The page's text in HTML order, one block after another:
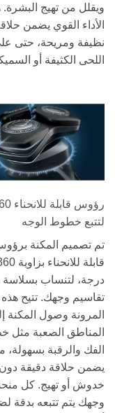
ويقلل من تهيج البشرة.
الأداء القوي يضمن
نظيفة ومريحة، حتى
اللحى الكثيفة أو
لتتبع خطوط الوجه
تم تصميم المكنة
قابلة للانحناء
درجة، لتنساب
تقاسيم وجهك. تتيح هذه
المرونة وصول المكنة
المناطق الصعبة مثل
الفك والرقبة بسهولة،
يضمن حلاقة دقيقة دون
خدوش أو تهيج. كل
وجهك يتم تتبعه بدقة